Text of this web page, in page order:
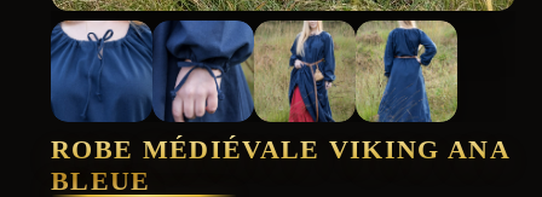
ROBE MÉDIÉVALE VIKING ANA
BLEUE